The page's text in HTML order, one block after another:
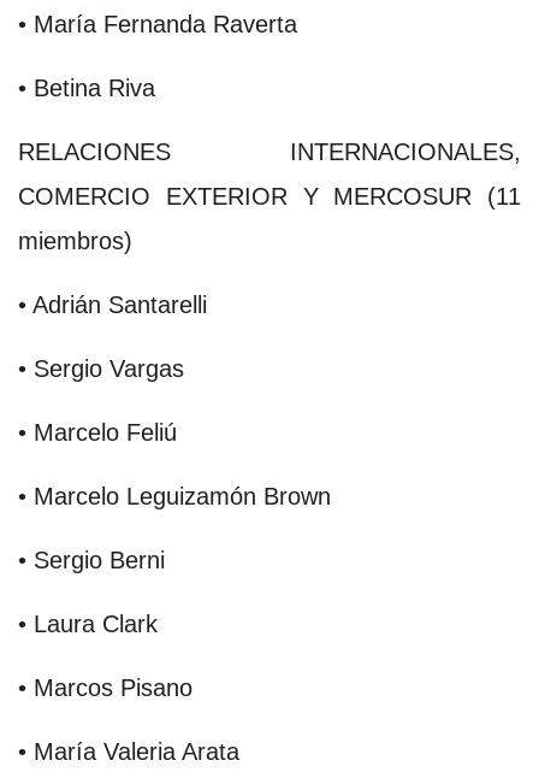
• María Fernanda Raverta
• Betina Riva
RELACIONES INTERNACIONALES,
COMERCIO EXTERIOR Y MERCOSUR (11
miembros)
• Adrián Santarelli
• Sergio Vargas
• Marcelo Feliú
• Marcelo Leguizamón Brown
• Sergio Berni
• Laura Clark
• Marcos Pisano
• María Valeria Arata